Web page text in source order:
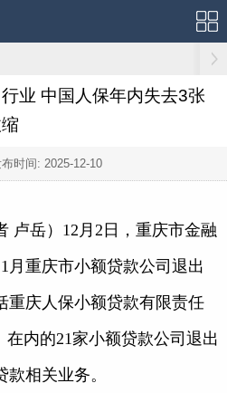
业 中国人保年内失去3张
时间: 2025-12-10
卢岳）12月2日，重庆市金融
月重庆市小额贷款公司退出
重庆人保小额贷款有限责任
在内的21家小额贷款公司退出
相关业务。